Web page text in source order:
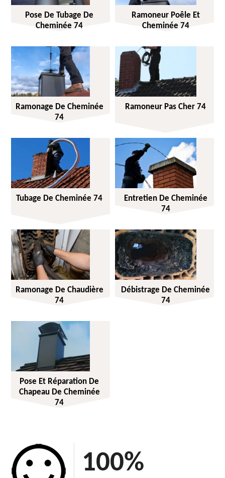
Pose De Tubage De
Cheminée 74
Ramoneur Poêle Et
Cheminée 74
Ramonage De Cheminée
74
Ramoneur Pas Cher 74
Tubage De Cheminée 74
Entretien De Cheminée
74
Ramonage De Chaudière
74
Débistrage De Cheminée
74
Pose Et Réparation De
Chapeau De Cheminée
74
100%